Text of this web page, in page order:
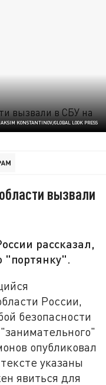
KONSTANTINOV/GLOBAL LOOK PRESS
вызвали
рассказал,
"портянку".
России,
безопасности
опубликовал
указаны
явиться для